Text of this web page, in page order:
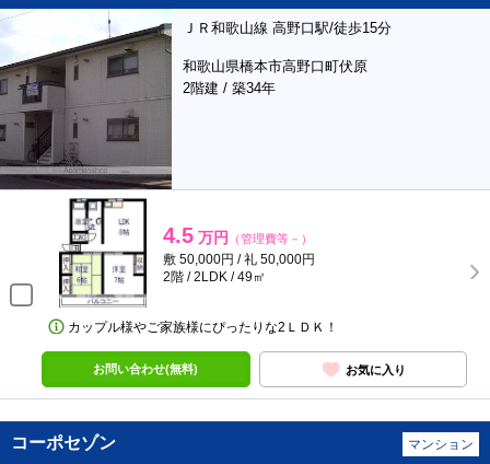
ＪＲ和歌山線 高野口駅/徒歩15分
和歌山県橋本市高野口町伏原
2階建 / 築34年
4.5 万円 （管理費等－）
敷 50,000円 / 礼 50,000円
2階 / 2LDK / 49㎡
カップル様やご家族様にぴったりな2ＬＤＫ！
お問い合わせ(無料) お気に入り
コーポセゾン マンション